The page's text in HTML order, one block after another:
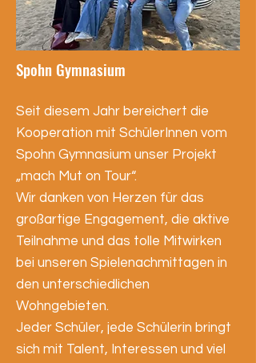
Spohn Gymnasium
​Seit diesem Jahr bereichert die
Kooperation mit SchülerInnen vom
Spohn Gymnasium unser Projekt
„mach Mut on Tour“.
Wir danken von Herzen für das
großartige Engagement, die aktive
Teilnahme und das tolle Mitwirken
bei unseren Spielenachmittagen in
den unterschiedlichen
Wohngebieten.
Jeder Schüler, jede Schülerin bringt
sich mit Talent, Interessen und viel